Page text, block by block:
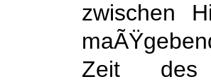
zwischen
Zeit des